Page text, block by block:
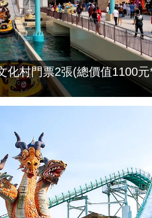
村門票2張(總價值1100